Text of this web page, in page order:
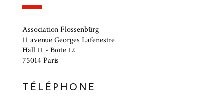
Association Flossenbürg
11 avenue Georges Lafenestre
Hall 11 - Boîte 12
75014 Paris
TÉLÉPHONE